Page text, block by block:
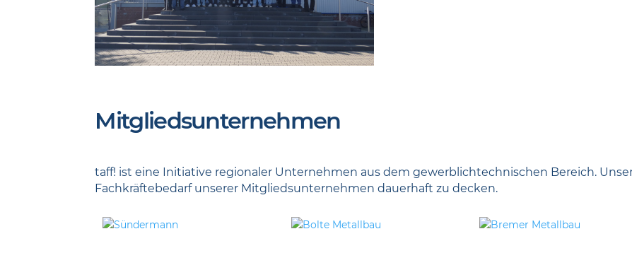
Mitgliedsunternehmen
taff! ist eine Initiative regionaler Unternehmen aus dem gewerblichtechnischen Bereich.
Fachkräftebedarf unserer Mitgliedsunternehmen dauerhaft zu decken.